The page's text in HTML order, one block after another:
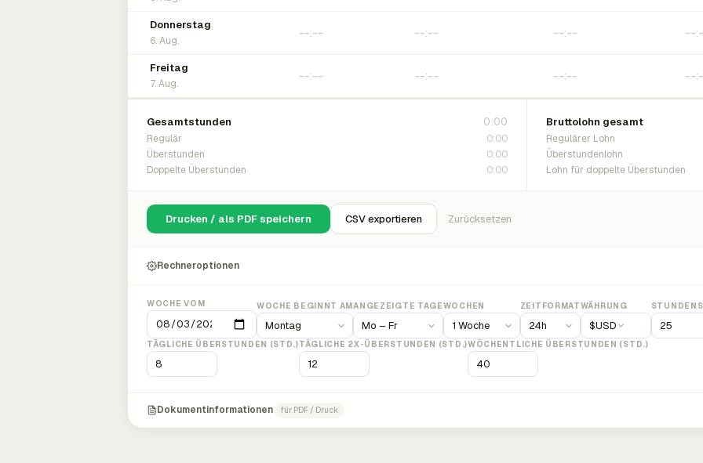
Donnerstag
6. Aug.
Freitag
7. Aug.
Gesamtstunden 0:00
Regulär 0:00
Überstunden 0:00
Doppelte Überstunden 0:00
Bruttolohn gesamt
Regulärer Lohn
Überstundenlohn
Lohn für doppelte Überstunden
Drucken / als PDF speichern CSV exportieren Zurücksetzen
Rechneroptionen
WOCHE VOM WOCHE BEGINNT AMANGEZEIGTE TAGEWOCHEN ZEITFORMATWÄHRUNG
$USD
TÄGLICHE ÜBERSTUNDEN (STD.)TÄGLICHE 2X-ÜBERSTUNDEN (STD.)WÖCHENTLICHE ÜBERSTUNDEN (STD.)
Dokumentinformationen für PDF / Druck